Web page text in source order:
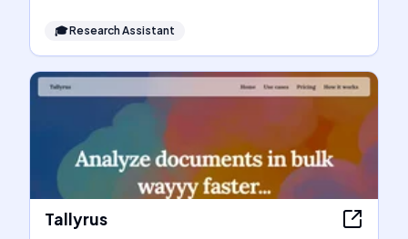
🎓Research Assistant
Tallyrus